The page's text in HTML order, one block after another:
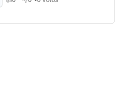
Gosto Não gosto